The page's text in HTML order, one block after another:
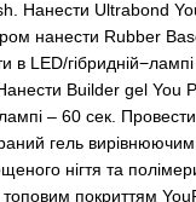
Нанести Ultrabond
нанести Rubber
в LED/
Builder gel You
– 60 сек.
гель
нігтя та
топовим покриттям